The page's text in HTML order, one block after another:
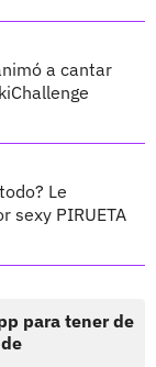
a cantar
Le
sexy PIRUETA
para tener de